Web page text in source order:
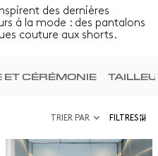
des dernières
à la mode : des pantalons
couture aux shorts.
ET CÉRÉMONIE
TRIER PAR FILTRES